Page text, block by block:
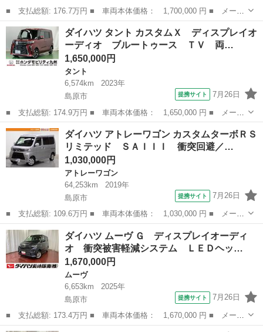
■ 支払総額: 176.7万円 ■ 車両本体価格： 1,700,000 円 ■ メーカ
ー名： ダイハツ ■ 車種名： タント ■ グレード名： カスタム
Ｘ 元展示車 届出済未使用車 １オーナー 電格ミラー 禁煙 ス
マートキ...
長崎 島原市 タント
ダイハツ タント カスタムＸ ディスプレイオ
ーディオ ブルートゥース ＴＶ 両…
1,650,000円
タント
6,574km
2023年
島原市
提携サイト 7月26日
■ 支払総額: 174.9万円 ■ 車両本体価格： 1,650,000 円 ■ メーカ
ー名： ダイハツ ■ 車種名： タント ■ グレード名： カスタム
Ｘ ディスプレイオーディオ ブルートゥース ＴＶ 両側ＰＳＤ
プリクラ...
長崎 島原市 タント
ダイハツ アトレーワゴン カスタムターボＲＳ
リミテッド ＳＡＩＩＩ 衝突回避／…
1,030,000円
アトレーワゴン
64,253km
2019年
島原市
提携サイト 7月26日
■ 支払総額: 109.6万円 ■ 車両本体価格： 1,030,000 円 ■ メーカ
ー名： ダイハツ ■ 車種名： アトレーワゴン ■ グレード名：
カスタムターボＲＳリミテッド ＳＡＩＩＩ 衝突回避／被害軽減
片側電動...
長崎 島原市 アトレーワゴン
ダイハツ ムーヴ Ｇ ディスプレイオーディ
オ 衝突被害軽減システム ＬＥＤヘッ…
1,670,000円
ムーヴ
6,653km
2025年
島原市
提携サイト 7月26日
■ 支払総額: 173.4万円 ■ 車両本体価格： 1,670,000 円 ■ メーカ
ー名： ダイハツ ■ 車種名： ムーヴ ■ グレード名： Ｇ ディ